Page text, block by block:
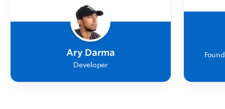
Ary Darma
Developer